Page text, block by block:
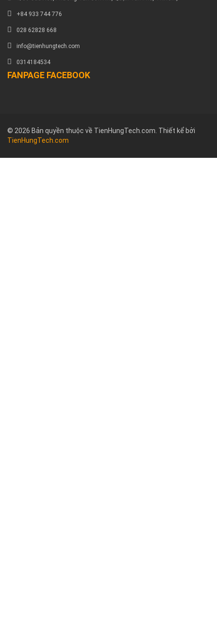
+84 933 744 776
028 62828 668
info@tienhungtech.com
0314184534
FANPAGE FACEBOOK
© 2026 Bản quyền thuộc về TienHungTech.com. Thiết kể bởi
TienHungTech.com